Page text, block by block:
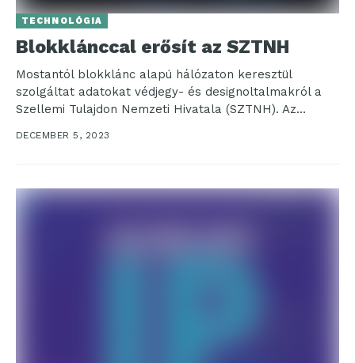
TECHNOLÓGIA
Blokklánccal erősít az SZTNH
Mostantól blokklánc alapú hálózaton keresztül
szolgáltat adatokat védjegy- és designoltalmakról a
Szellemi Tulajdon Nemzeti Hivatala (SZTNH). Az
DECEMBER 5, 2023